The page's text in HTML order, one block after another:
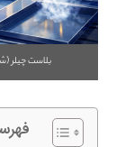
بلاست چیلر